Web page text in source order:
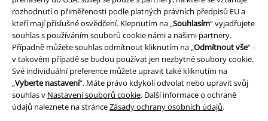
rozhodnutí o přiměřenosti podle platných právních předpisů EU a
kteří mají příslušné osvědčení. Klepnutím na „Souhlasím“ vyjadřujete
souhlas s používáním souborů cookie námi a našimi partnery.
Případně můžete souhlas odmítnout kliknutím na „Odmítnout vše“ -
v takovém případě se budou používat jen nezbytné soubory cookie.
Své individuální preference můžete upravit také kliknutím na
„Vyberte nastavení“. Máte právo kdykoli odvolat nebo upravit svůj
souhlas v Nastavení souborů cookie. Další informace o ochraně
údajů naleznete na stránceZásady ochrany osobních údajů.
Prohlášení
Ochrana osobních údajů
Likvidace odpadu a ochrana životního prostředí
Prohlášení o shodě
Informace o přístupnosti